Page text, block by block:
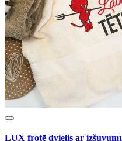
LUX frotē dvielis ar